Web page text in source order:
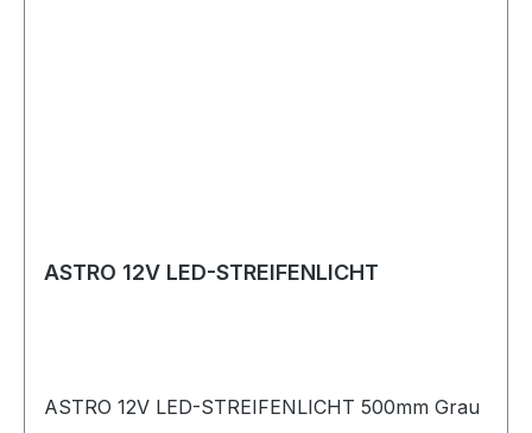
ASTRO 12V LED-STREIFENLICHT
ASTRO 12V LED-STREIFENLICHT 500mm Grau